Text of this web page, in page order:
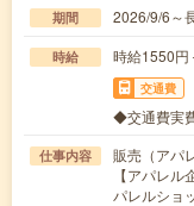
期間 2026/9/6～
時給 時給1550円
交通費
◆交通費実
仕事内容
販売（アパ
【アパレ
パレルショ